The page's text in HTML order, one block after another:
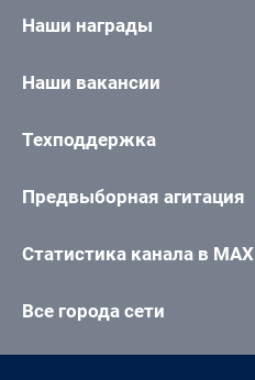
Наши награды
Наши вакансии
Техподдержка
Предвыборная агитация
Статистика канала в MAX
Все города сети